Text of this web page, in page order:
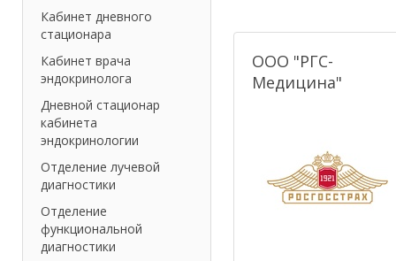
ООО "РГС-
Медицина"
Кабинет дневного
стационара
Кабинет врача
эндокринолога
Дневной стационар
кабинета
эндокринологии
Отделение лучевой
диагностики
Отделение
функциональной
диагностики